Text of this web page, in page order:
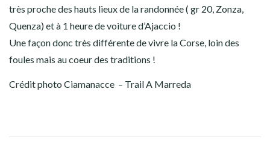
très proche des hauts lieux de la randonnée ( gr 20, Zonza,
Quenza) et à 1 heure de voiture d’Ajaccio !
Une façon donc très différente de vivre la Corse, loin des
foules mais au coeur des traditions !
Crédit photo Ciamanacce – Trail A Marreda